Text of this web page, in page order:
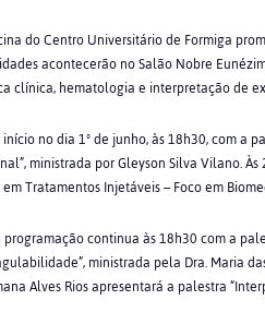
do Centro Universitário de Formiga
acontecerão no Salão Nobre
clínica, hematologia e interpretação de
no dia 1º de junho, às 18h30, com a
ministrada por Gleyson Silva Vilano.
Tratamentos Injetáveis – Foco em
continua às 18h30 com a
ministrada pela Dra. Maria
Alves Rios apresentará a palestra